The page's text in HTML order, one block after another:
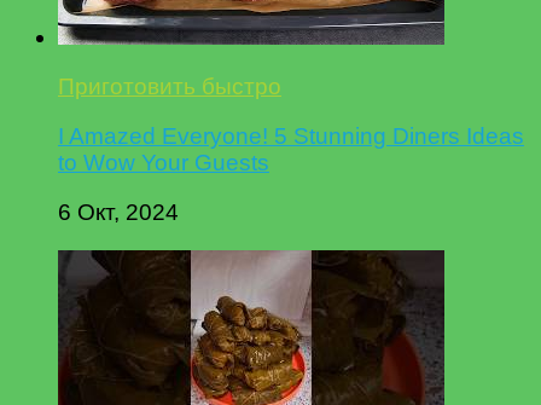
Приготовить быстро
I Amazed Everyone! 5 Stunning Diners Ideas
to Wow Your Guests
6 Окт, 2024